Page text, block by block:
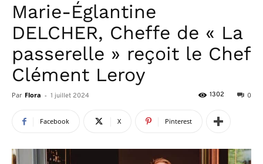
Marie-Églantine
DELCHER, Cheffe de « La
passerelle » reçoit le Chef
Clément Leroy
Par Flora - 1 juillet 2024 0
1302
Facebook X Pinterest